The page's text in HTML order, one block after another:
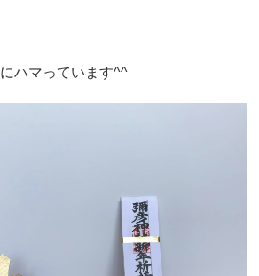
にハマっています^^